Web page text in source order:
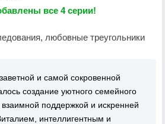
все 4 серии!
любовные треугольники
и самой сокровенной
создание уютного семейного
взаимной поддержкой и искренней
интеллигентным и